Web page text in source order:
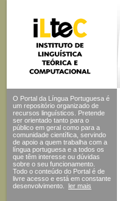
O Portal da Língua Portuguesa é
um repositório organizado de
recursos linguísticos. Pretende
ser orientado tanto para o
público em geral como para a
comunidade científica, servindo
de apoio a quem trabalha com a
língua portuguesa e a todos os
que têm interesse ou dúvidas
sobre o seu funcionamento.
Todo o conteúdo do Portal é de
livre acesso e está em constante
desenvolvimento.
ler mais